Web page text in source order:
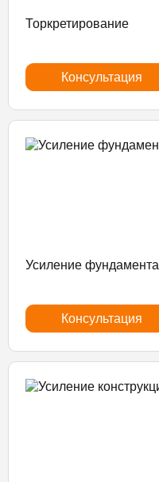
Торкретирование
Консультация
Усиление фундамента
Консультация